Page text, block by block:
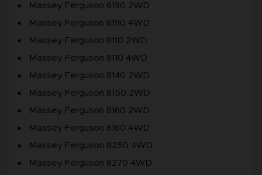
Massey Ferguson 6190 2WD
Massey Ferguson 6190 4WD
Massey Ferguson 8110 2WD
Massey Ferguson 8110 4WD
Massey Ferguson 8140 2WD
Massey Ferguson 8150 2WD
Massey Ferguson 8160 2WD
Massey Ferguson 8160 4WD
Massey Ferguson 8250 4WD
Massey Ferguson 8270 4WD